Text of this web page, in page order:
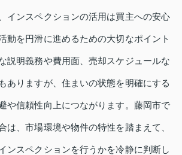
インスペクションの活用は買主への安心
動を円滑に進めるための大切なポイント
説明義務や費用面、売却スケジュールな
ありますが、住まいの状態を明確にする
や信頼性向上につながります。藤岡市で
は、市場環境や物件の特性を踏まえて、
ンスペクションを行うかを冷静に判断し